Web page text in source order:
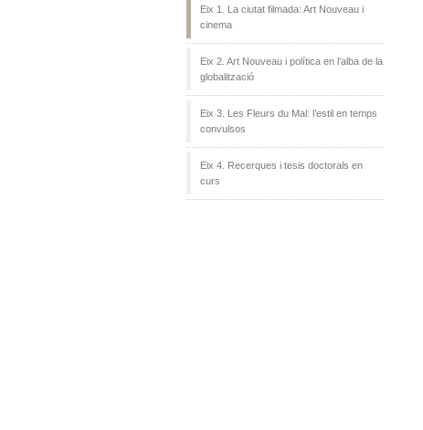
Eix 1. La ciutat filmada: Art Nouveau i
cinema
Eix 2. Art Nouveau i política en l’alba de la
globalització
Eix 3. Les Fleurs du Mal: l’estil en temps
convulsos
Eix 4. Recerques i tesis doctorals en
curs